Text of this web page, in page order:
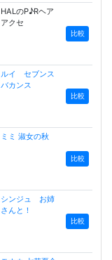
HALのP♪Rヘア
アクセ
比較
ルイ セブンス
バカンス
比較
ミミ 淑女の秋
比較
シンジュ お姉
さんと！
比較